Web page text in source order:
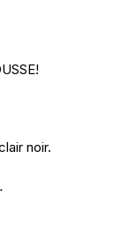
noir.